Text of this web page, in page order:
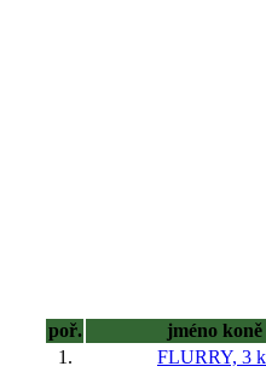
poř.
jméno koně
1.
FLURRY, 3